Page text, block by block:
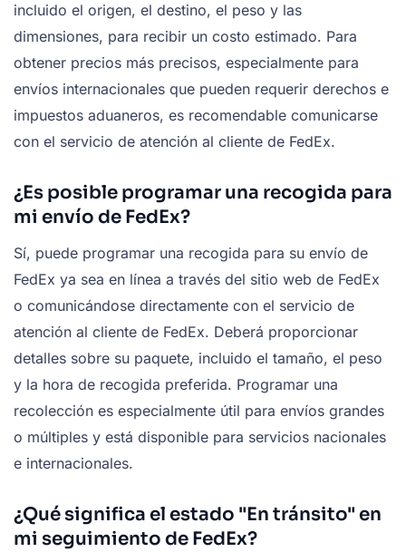
incluido el origen, el destino, el peso y las
dimensiones, para recibir un costo estimado. Para
obtener precios más precisos, especialmente para
envíos internacionales que pueden requerir derechos e
impuestos aduaneros, es recomendable comunicarse
con el servicio de atención al cliente de FedEx.
¿Es posible programar una recogida para
mi envío de FedEx?
Sí, puede programar una recogida para su envío de
FedEx ya sea en línea a través del sitio web de FedEx
o comunicándose directamente con el servicio de
atención al cliente de FedEx. Deberá proporcionar
detalles sobre su paquete, incluido el tamaño, el peso
y la hora de recogida preferida. Programar una
recolección es especialmente útil para envíos grandes
o múltiples y está disponible para servicios nacionales
e internacionales.
¿Qué significa el estado "En tránsito" en
mi seguimiento de FedEx?